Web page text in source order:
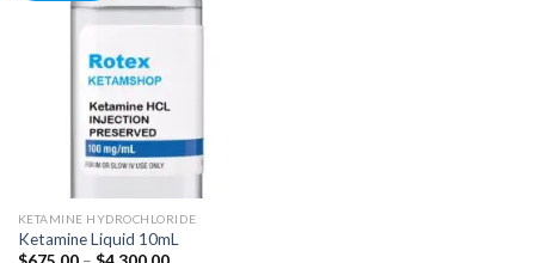
Add to
wishlist
KETAMINE HYDROCHLORIDE
Ketamine Liquid 10mL